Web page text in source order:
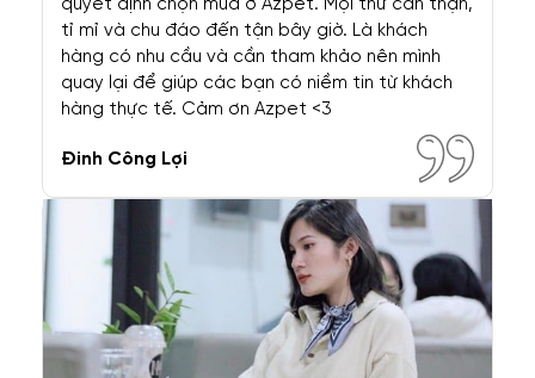
Ký Sinh Trùng Máu Ở Chó – Căn Bệnh Không Thể Khỏi
Bệnh Răng Miệng Ở Chó – Tuyệt Đối Không Nên Ngó Lơ
Bệnh Răng Miệng Ở Mèo – “Sát Thủ” Âm Thầm